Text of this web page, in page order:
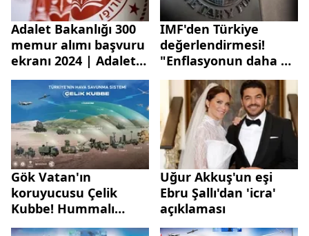
Adalet Bakanlığı 300
memur alımı başvuru
ekranı 2024 | Adalet
Bakanlığı personel
alımı sınav tarihi ne
zaman?
IMF'den Türkiye
değerlendirmesi!
"Enflasyonun daha da
düşmesi bekleniyor"
Gök Vatan'ın
koruyucusu Çelik
Kubbe! Hummalı
çalışma başladı
Uğur Akkuş'un eşi
Ebru Şallı'dan 'icra'
açıklaması